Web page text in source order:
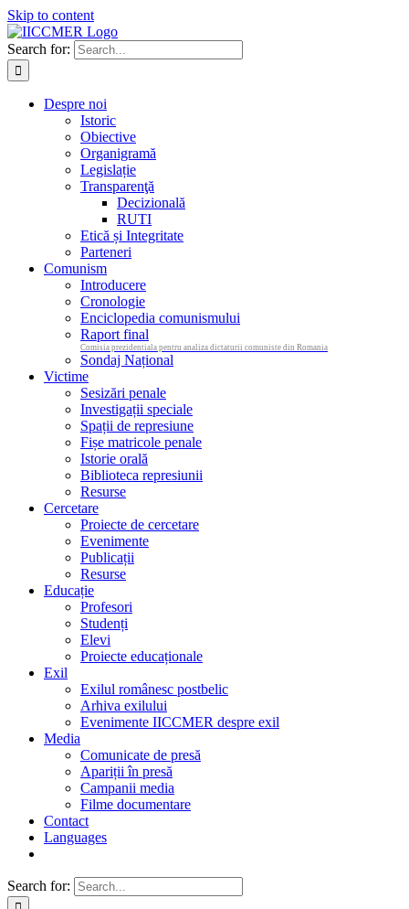
Skip to content
Search for:
Despre noi
Istoric
Obiective
Organigramă
Legislație
Transparenţă
Decizională
RUTI
Etică și Integritate
Parteneri
Comunism
Introducere
Cronologie
Enciclopedia comunismului
Raport final
Comisia prezidentiala pentru analiza dictaturii comuniste din Romania
Sondaj Național
Victime
Sesizări penale
Investigații speciale
Spații de represiune
Fișe matricole penale
Istorie orală
Biblioteca represiunii
Resurse
Cercetare
Proiecte de cercetare
Evenimente
Publicații
Resurse
Educație
Profesori
Studenți
Elevi
Proiecte educaționale
Exil
Exilul românesc postbelic
Arhiva exilului
Evenimente IICCMER despre exil
Media
Comunicate de presă
Apariții în presă
Campanii media
Filme documentare
Contact
Languages
Search for: